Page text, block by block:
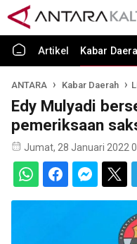
Artikel Kabar
ANTARA Kabar Daerah
Edy Mulyadi
pemeriksaan
Jumat, 28 Januari 2022